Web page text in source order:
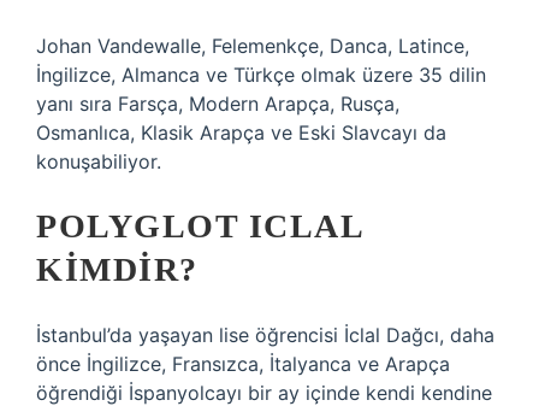
Johan Vandewalle, Felemenkçe, Danca, Latince,
İngilizce, Almanca ve Türkçe olmak üzere 35 dilin
yanı sıra Farsça, Modern Arapça, Rusça,
Osmanlıca, Klasik Arapça ve Eski Slavcayı da
konuşabiliyor.
POLYGLOT ICLAL
KIMDIR?
İstanbul’da yaşayan lise öğrencisi İclal Dağcı, daha
önce İngilizce, Fransızca, İtalyanca ve Arapça
öğrendiği İspanyolcayı bir ay içinde kendi kendine